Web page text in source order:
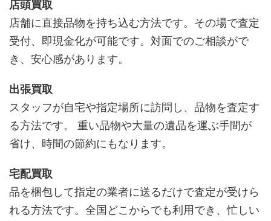
店頭買取
店舗に直接品物を持ち込む方法です。その場で査定
受付、即現金化が可能です。対面でのご相談がで
き、安心感があります。
出張買取
スタッフが自宅や指定場所に訪問し、品物を査定す
る方法です。 重い品物や大量の遺品を運ぶ手間が
省け、時間の節約にもなります。
宅配買取
品を梱包して指定の業者に送るだけで査定が受けら
れる方法です。全国どこからでも利用でき、忙しい